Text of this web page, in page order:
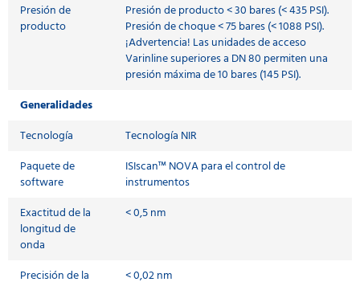
Presión de
producto
Presión de producto < 30 bares (< 435 PSI).
Presión de choque < 75 bares (< 1088 PSI).
¡Advertencia! Las unidades de acceso
Varinline superiores a DN 80 permiten una
presión máxima de 10 bares (145 PSI).
Generalidades
Tecnología
Tecnología NIR
Paquete de
software
ISIscan™ NOVA para el control de
instrumentos
Exactitud de la
longitud de
onda
< 0,5 nm
Precisión de la < 0,02 nm